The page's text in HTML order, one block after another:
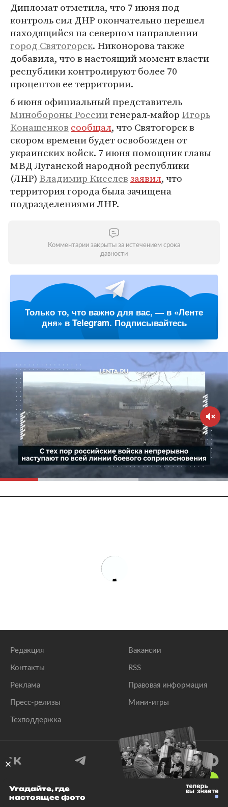
Дипломат отметила, что 7 июня под
контроль сил ДНР окончательно перешел
находящийся на северном направлении
город Святогорск. Никонорова также
добавила, что в настоящий момент власти
республики контролируют более 70
процентов ее территории.
6 июня официальный представитель
Минобороны Россиигенерал-майор Игорь
Конашенков сообщал, что Святогорск в
скором времени будет освобожден от
украинских войск. 7 июня помощник главы
МВД Луганской народной республики
(ЛНР) Владимир Киселевзаявил, что
территория города была зачищена
подразделениями ЛНР.
Комментарии закрыты за истечением срока
давности
Только то, что важно для вас, — в «Ленте
дня» в Telegram. Подписывайтесь
Редакция
Контакты
Реклама
Пресс-релизы
Техподдержка
Вакансии
RSS
Правовая информация
Мини-игры
© 1999–2026 Все права защищены.
Угадайте, где
настоящее фото